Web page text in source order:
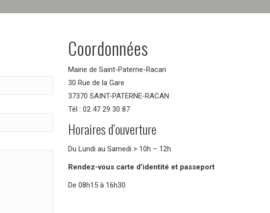
Coordonnées
Mairie de Saint-Paterne-Racan
30 Rue de la Gare
37370 SAINT-PATERNE-RACAN
Tél : 02 47 29 30 87
Horaires d’ouverture
Du Lundi au Samedi > 10h – 12h
Rendez-vous carte d’identité et passeport
De 08h15 à 16h30